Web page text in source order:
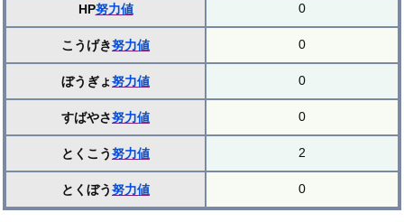
HP努力値 0
こうげき努力値 0
ぼうぎょ努力値 0
すばやさ努力値 0
とくこう努力値 2
とくぼう努力値 0